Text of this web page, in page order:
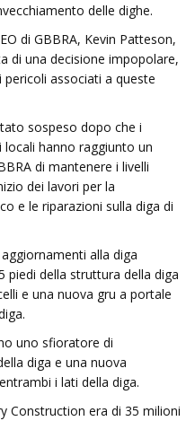
delle dighe.
di GBBRA, Kevin Patteson,
di una decisione impopolare,
associati a queste
sospeso dopo che i
locali hanno raggiunto un
di mantenere i livelli
dei lavori per la
e le riparazioni sulla diga di
alla diga
piedi della struttura della diga
e una nuova gru a portale
uno sfioratore di
diga e una nuova
i lati della diga.
Construction era di 35 milioni